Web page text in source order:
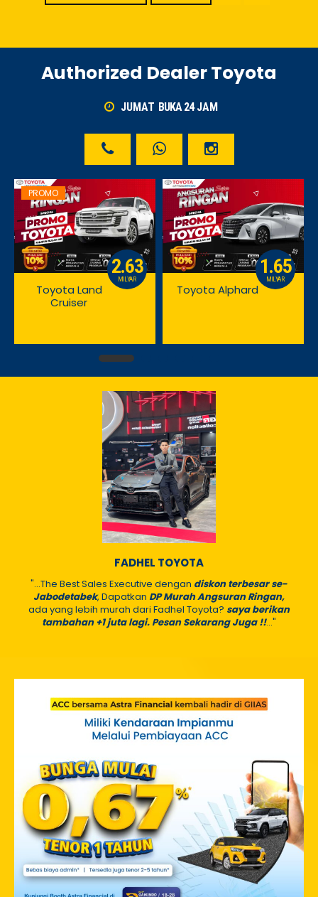
Authorized Dealer Toyota
JUMAT BUKA 24JAM
PROMO
2.63
MILYAR
Toyota Land
Cruiser
1.65
MILYAR
Toyota Alphard
FADHEL TOYOTA
"...The Best Sales Executive dengan diskon terbesar se-
Jabodetabek, Dapatkan DP Murah Angsuran Ringan,
ada yang lebih murah dari Fadhel Toyota? saya berikan
tambahan +1 juta lagi. Pesan Sekarang Juga !!..."